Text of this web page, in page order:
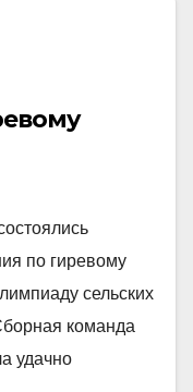
по гиревому
сельских
команда
удачно